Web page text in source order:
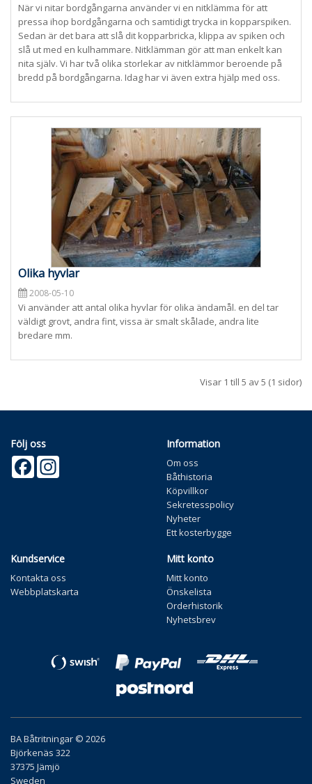
När vi nitar bordgångarna använder vi en nitklämma för att
pressa ihop bordgångarna och samtidigt trycka in kopparspiken.
Sedan är det bara att slå dit kopparbricka, klippa av spiken och
slå ut med en kulhammare. Nitklämman gör att man enkelt kan
nita själv. Vi har två olika storlekar av nitklämmor beroende på
bredd på bordgångarna. Idag har vi även extra hjälp med oss.
Olika hyvlar
2008-05-10
Vi använder att antal olika hyvlar för olika ändamål. en del tar
väldigt grovt, andra fint, vissa är smalt skålade, andra lite
bredare mm.
Visar 1 till 5 av 5 (1 sidor)
Följ oss
Facebook
Information
Om oss
Båthistoria
Köpvillkor
Sekretesspolicy
Nyheter
Ett kosterbygge
Kundservice
Kontakta oss
Webbplatskarta
Mitt konto
Mitt konto
Önskelista
Orderhistorik
Nyhetsbrev
BA Båtritningar © 2026
Björkenäs 322
37375 Jämjö
Sweden